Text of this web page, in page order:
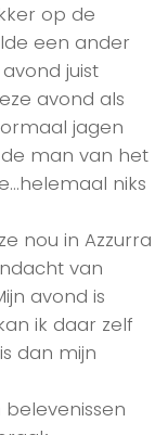
op de
een ander
juist
avond als
jagen
man van het
niks
nou in Azzurra
van
avond is
ik daar zelf
dan mijn
belevenissen